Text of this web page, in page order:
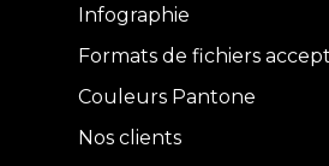
Infographie
Formats de fichiers
Couleurs Pantone
Nos clients